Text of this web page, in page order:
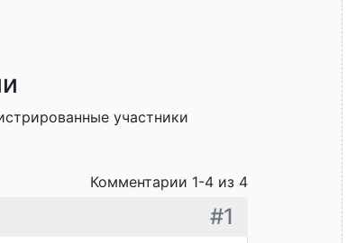
участники
Комментарии 1-4 из 4
#1